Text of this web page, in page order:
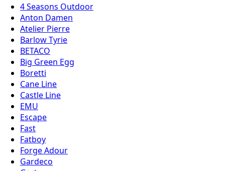
4 Seasons Outdoor
Anton Damen
Atelier Pierre
Barlow Tyrie
BETACO
Big Green Egg
Boretti
Cane Line
Castle Line
EMU
Escape
Fast
Fatboy
Forge Adour
Gardeco